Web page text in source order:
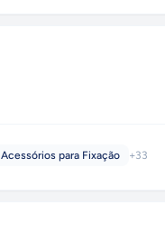
Acessórios para Fixação +33